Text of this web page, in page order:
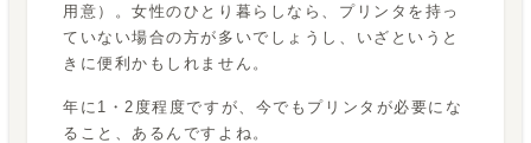
用意）。女性のひとり暮らしなら、プリンタを持っ
ていない場合の方が多いでしょうし、いざというと
きに便利かもしれません。
年に1・2度程度ですが、今でもプリンタが必要にな
ること、あるんですよね。